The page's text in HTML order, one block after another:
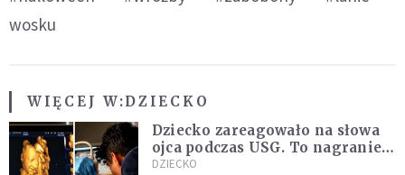
wosku
WIĘCEJ W:DZIECKO
Dziecko zareagowało na słowa
ojca podczas USG. To nagranie
podbija sieć
DZIECKO